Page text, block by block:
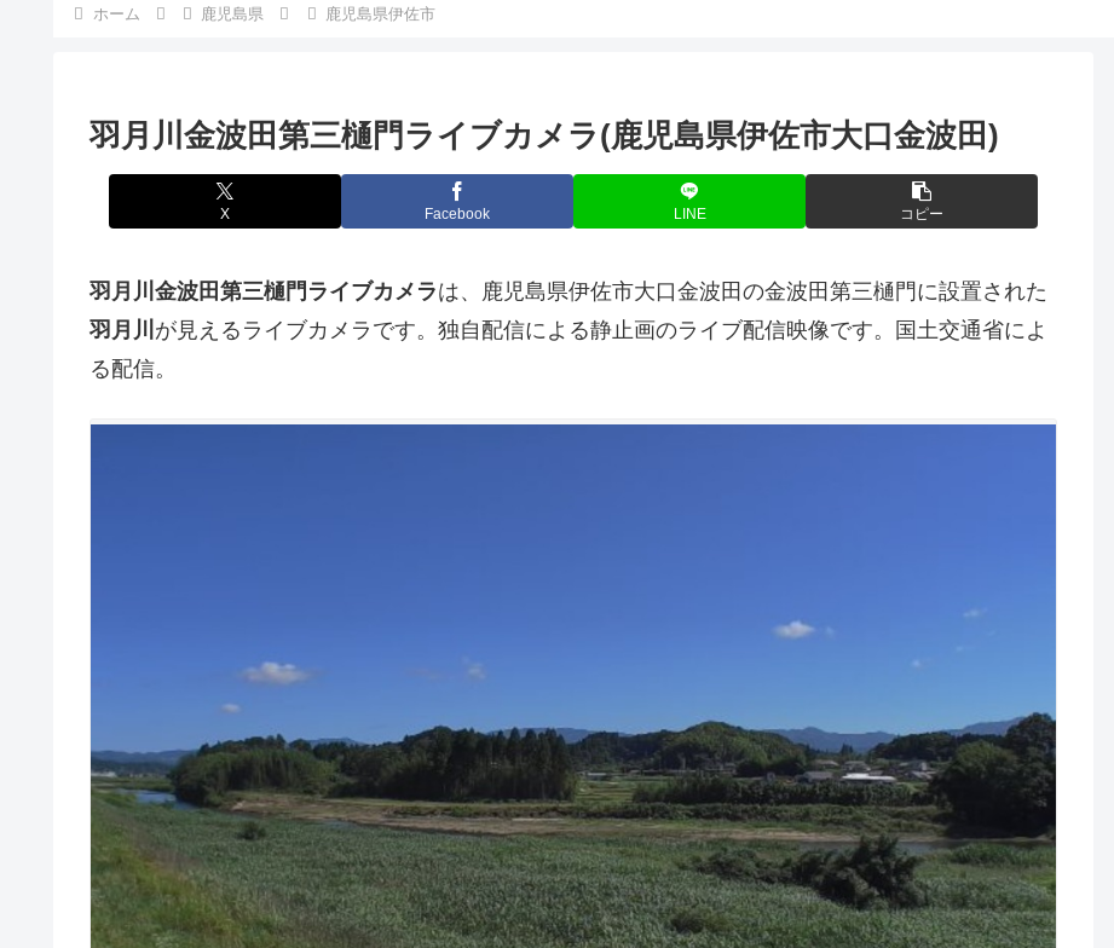
ホーム 鹿児島県 鹿児島県伊佐市
羽月川金波田第三樋門ライブカメラ(鹿児島県伊佐市大口金波田)
X Facebook LINE コピー
羽月川金波田第三樋門ライブカメラは、鹿児島県伊佐市大口金波田の金波田第三樋門に設置された
羽月川 が見えるライブカメラです。独自配信による静止画のライブ配信映像です。国土交通省によ
る配信。